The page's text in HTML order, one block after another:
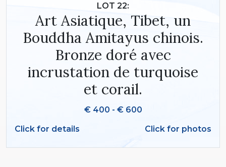
LOT 22:
Art Asiatique, Tibet, un
Bouddha Amitayus chinois.
Bronze doré avec
incrustation de turquoise
et corail.
€ 400 - € 600
Click for details
Click for photos